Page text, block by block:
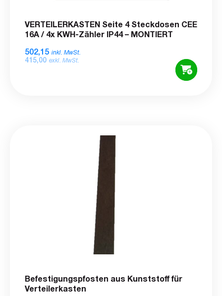
VERTEILERKASTEN Seite 4 Steckdosen CEE
16A / 4x KWH-Zähler IP44 – MONTIERT
502,15 inkl. MwSt.
415,00 exkl. MwSt.
Befestigungspfosten aus Kunststoff für
Verteilerkasten